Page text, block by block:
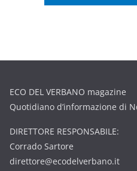
ECO DEL VERBANO magazine
Quotidiano d’informazione di
DIRETTORE RESPONSABILE:
Corrado Sartore
direttore@ecodelverbano.it